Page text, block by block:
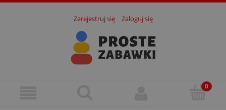
Zarejestruj się Zaloguj się